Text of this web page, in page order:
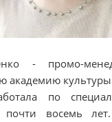
- промо-
академию
по
почти восемь